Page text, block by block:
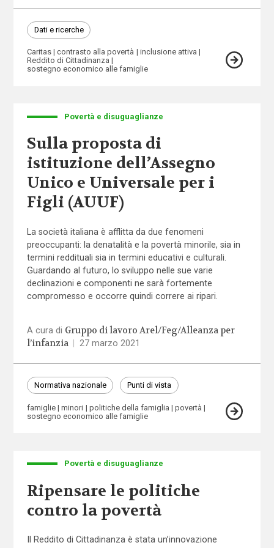
Dati e ricerche
Caritas contrasto alla povertà
inclusione attiva
Reddito di Cittadinanza
sostegno economico alle famiglie
Povertà e disuguaglianze
Sulla proposta di
istituzione dell’Assegno
Unico e Universale per i
Figli (AUUF)
La società italiana è afflitta da due fenomeni
preoccupanti: la denatalità e la povertà minorile, sia in
termini reddituali sia in termini educativi e culturali.
Guardando al futuro, lo sviluppo nelle sue varie
declinazioni e componenti ne sarà fortemente
compromesso e occorre quindi correre ai ripari.
A cura di Gruppo di lavoro Arel/Feg/Alleanza per
l’infanzia
27 marzo 2021
Normativa nazionale Punti di vista
famiglie minori politiche della famiglia
povertà
sostegno economico alle famiglie
Povertà e disuguaglianze
Ripensare le politiche
contro la povertà
Il Reddito di Cittadinanza è stata un’innovazione